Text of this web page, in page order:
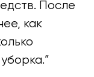
После
как